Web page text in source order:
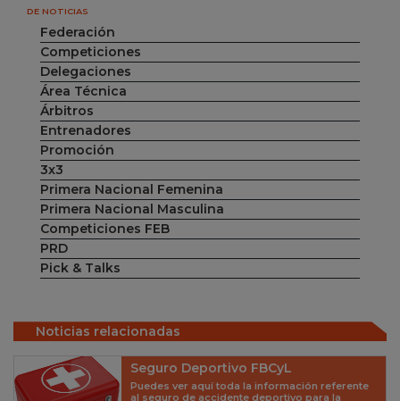
DE NOTICIAS
Federación
Competiciones
Delegaciones
Área Técnica
Árbitros
Entrenadores
Promoción
3x3
Primera Nacional Femenina
Primera Nacional Masculina
Competiciones FEB
PRD
Pick & Talks
Noticias relacionadas
Seguro Deportivo FBCyL
Puedes ver aquí toda la información referente
al seguro de accidente deportivo para la